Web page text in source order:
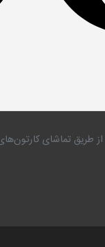
طریق تماشای